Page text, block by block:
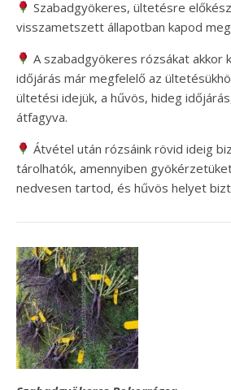
Szabadgyökeres, ültetésre
visszametszett állapotban kapod
A szabadgyökeres rózsákat akkor
időjárás már megfelelő az
ültetési idejük, a hűvös, hideg
átfagyva.
Átvétel után rózsáink rövid ideig
tárolhatók, amennyiben
nedvesen tartod, és hűvös helyet